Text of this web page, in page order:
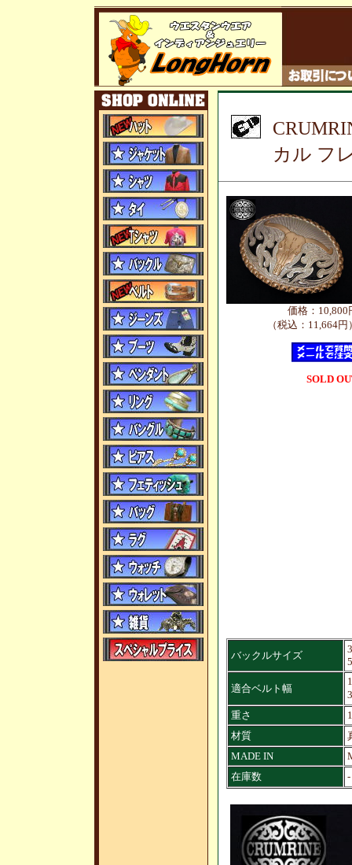
カル フ
価格：10,800
（税込：11,664円
SOLD
バックルサイズ
適合ベルト幅
重さ
材質
MADE IN
在庫数
-